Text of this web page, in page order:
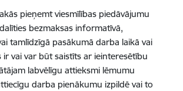
pieņemt viesmīlības piedāvājumu
bezmaksas informatīvā,
tamlīdzīgā pasākumā darba laikā vai
ir vai var būt saistīts ar ieinteresētību
labvēlīgu attieksmi lēmumu
darba pienākumu izpildē vai to